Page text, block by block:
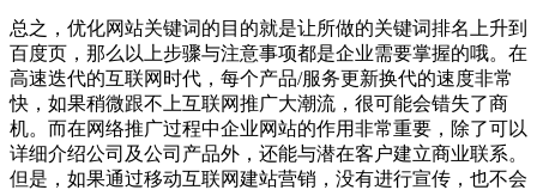
总之，优化网站关键词的目的就是让所做的关键词排名上升到
百度页，那么以上步骤与注意事项都是企业需要掌握的哦。在
高速迭代的互联网时代，每个产品/服务更新换代的速度非常
快，如果稍微跟不上互联网推广大潮流，很可能会错失了商
机。而在网络推广过程中企业网站的作用非常重要，除了可以
详细介绍公司及公司产品外，还能与潜在客户建立商业联系。
但是，如果通过移动互联网建站营销，没有进行宣传，也不会